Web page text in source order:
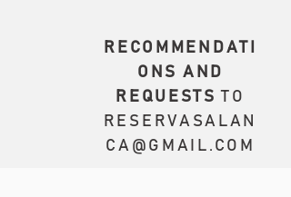
RECOMMENDATI
ONS AND
REQUESTS TO
RESERVASALAN
CA@GMAIL.COM